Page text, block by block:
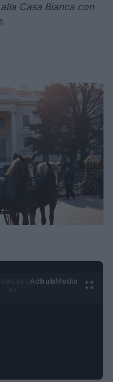
Casa Bianca con
AdhubMedia